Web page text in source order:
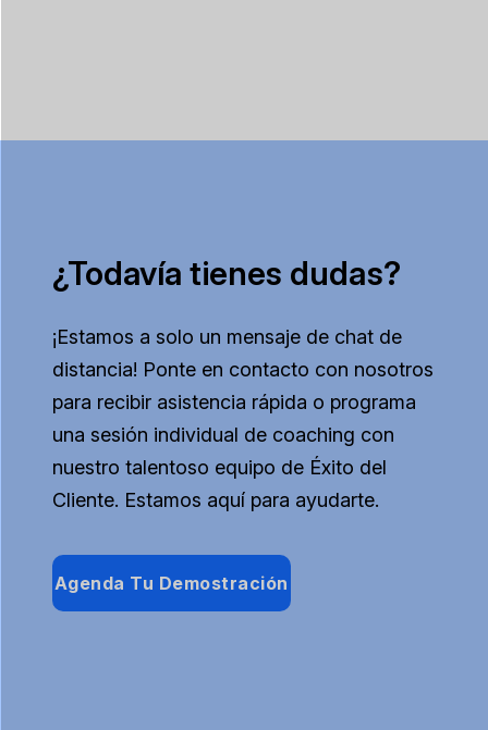
¿Todavía tienes dudas?
¡Estamos a solo un mensaje de chat de
distancia! Ponte en contacto con nosotros
para recibir asistencia rápida o programa
una sesión individual de coaching con
nuestro talentoso equipo de Éxito del
Cliente. Estamos aquí para ayudarte.
Agenda Tu Demostración